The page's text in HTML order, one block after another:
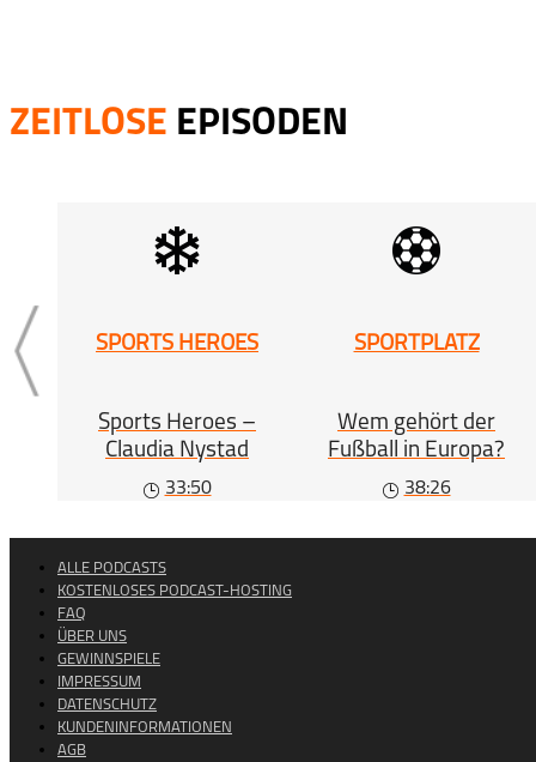
ZEITLOSE EPISODEN
SPORTS HEROES
Sports Heroes –
Claudia Nystad
33:50
SPORTPLATZ
Wem gehört der
Fußball in Europa?
38:26
ALLE PODCASTS
KOSTENLOSES PODCAST-HOSTING
FAQ
ÜBER UNS
GEWINNSPIELE
IMPRESSUM
DATENSCHUTZ
KUNDENINFORMATIONEN
AGB